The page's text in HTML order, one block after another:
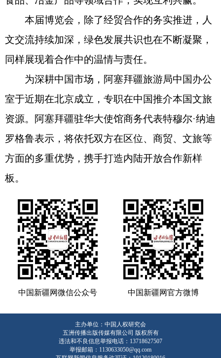
本届博览会，除了经贸合作的务实推进，人
文交流持续加深，绿色发展共识也在不断凝聚，
同样展现着合作中的温情与责任。
为深耕中国市场，阿塞拜疆旅游局中国办公
室于近期在北京成立，专职在中国推介本国文旅
资源。阿塞拜疆驻华大使馆商务代表特穆尔·纳迪
罗格鲁表示，将依托双方在区位、商贸、文旅等
方面的多重优势，携手打造内陆开放合作新样
板。
中国新疆网微信公众号 中国新疆网官方微博
主办单位：中国人权研究会
五洲传播出版传媒有限公司 版权所有
违法和不良信息举报电话：13718627507
举报邮箱：1130633050@qq.com